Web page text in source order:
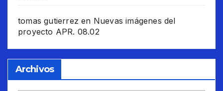
tomas gutierrez en Nuevas imágenes del
proyecto APR. 08.02
Archivos